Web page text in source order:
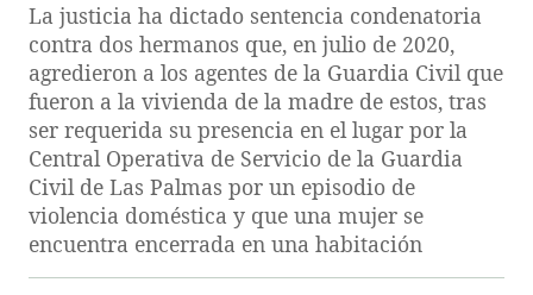
La justicia ha dictado sentencia condenatoria
contra dos hermanos que, en julio de 2020,
agredieron a los agentes de la Guardia Civil que
fueron a la vivienda de la madre de estos, tras
ser requerida su presencia en el lugar por la
Central Operativa de Servicio de la Guardia
Civil de Las Palmas por un episodio de
violencia doméstica y que una mujer se
encuentra encerrada en una habitación